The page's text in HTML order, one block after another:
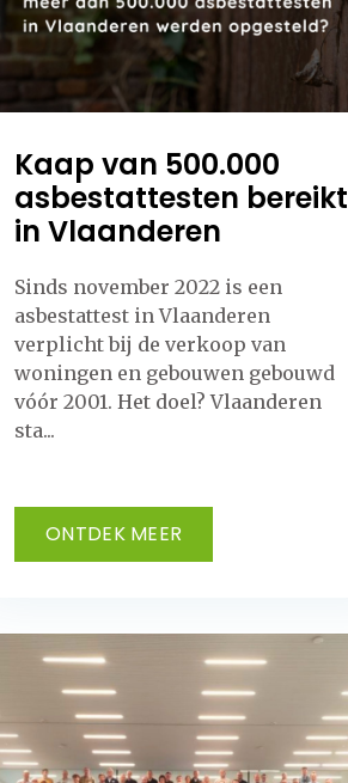
Kaap van 500.000
asbestattesten bereikt
in Vlaanderen
Sinds november 2022 is een
asbestattest in Vlaanderen
verplicht bij de verkoop van
woningen en gebouwen gebouwd
vóór 2001. Het doel? Vlaanderen
sta...
ONTDEK MEER